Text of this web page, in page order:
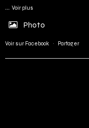
... Voir plus
Photo
Voir sur Facebook · Partager